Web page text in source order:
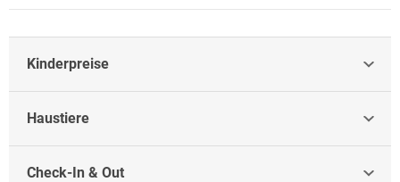
Kinderpreise
Haustiere
Check-In & Out